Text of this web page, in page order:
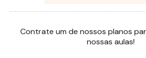
Contrate um de nossos planos
nossas aulas!